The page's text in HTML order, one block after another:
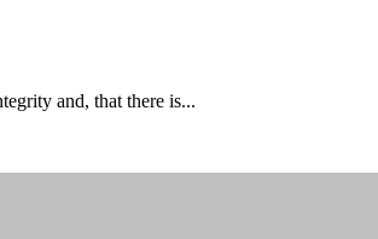
and, that there is...